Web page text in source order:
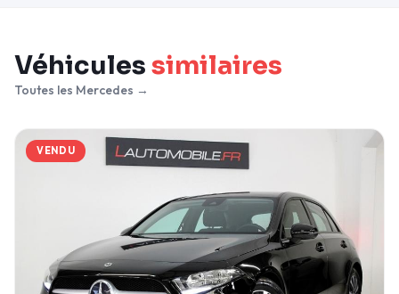
Véhiculessimilaires
Toutes les Mercedes →
VENDU